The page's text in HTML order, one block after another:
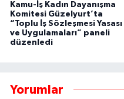
Kamu-İş Kadın Dayanışma
Komitesi Güzelyurt’ta
“Toplu İş Sözleşmesi Yasası
ve Uygulamaları” paneli
düzenledi
Yorumlar